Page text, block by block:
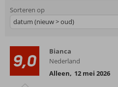
Sorteren op
datum (nieuw > oud)
9,0
Bianca
Nederland
Alleen, 12 mei 2026